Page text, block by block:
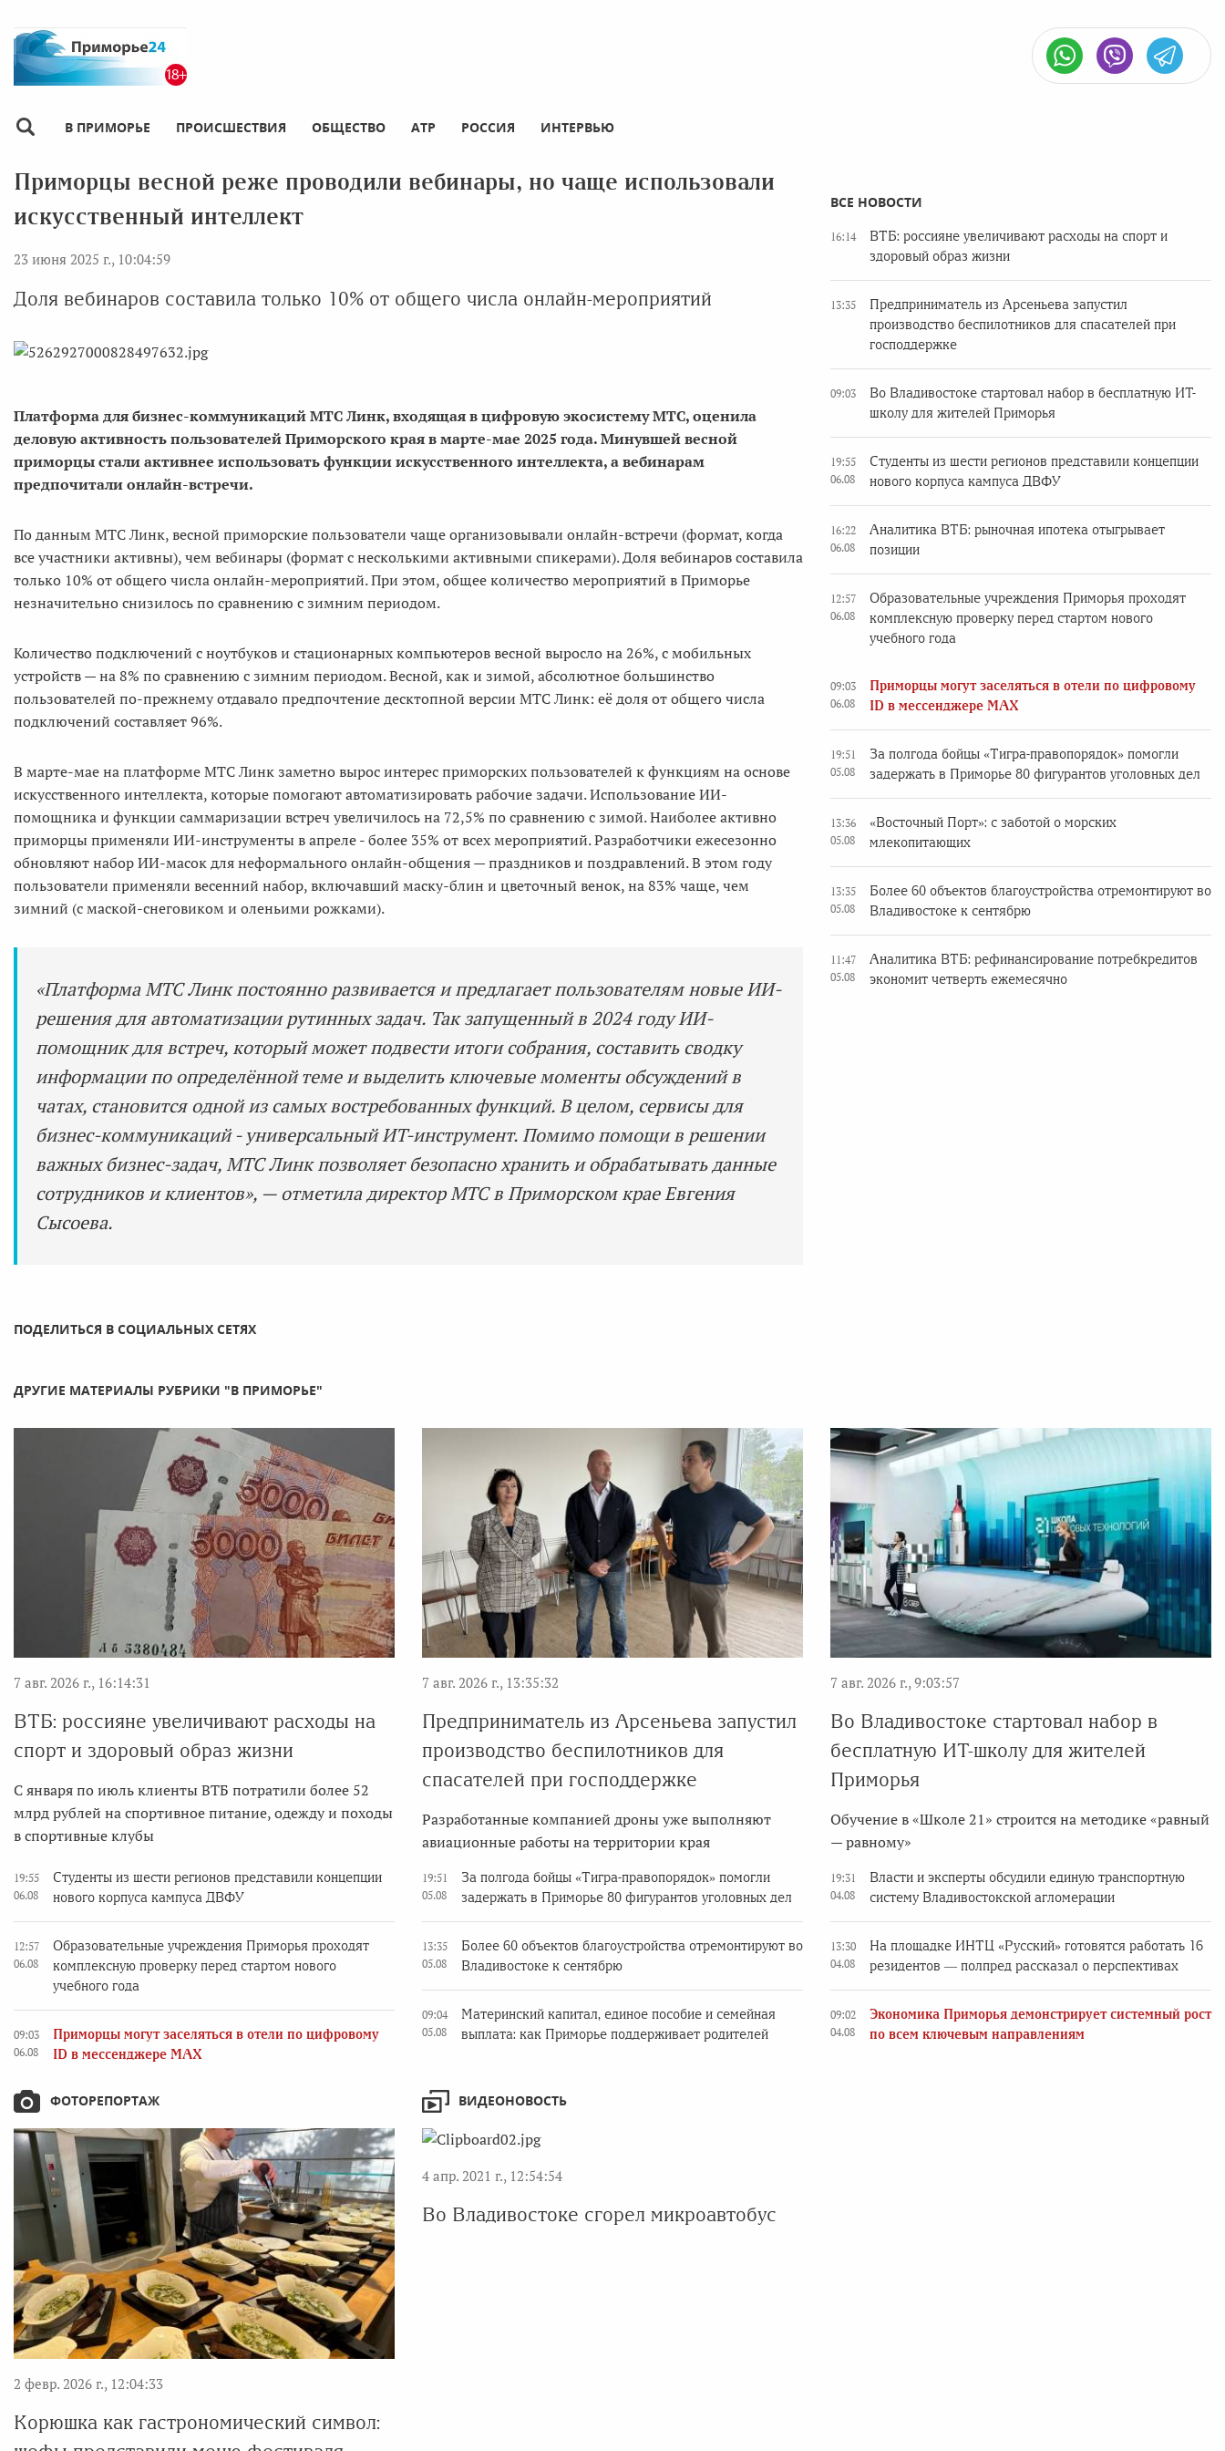
В ПРИМОРЬЕ ПРОИСШЕСТВИЯ ОБЩЕСТВО АТР РОССИЯ ИНТЕРВЬЮ
Приморцы весной реже проводили вебинары, но чаще использовали
искусственный интеллект
23 июня 2025 г., 10:04:59
Доля вебинаров составила только 10% от общего числа онлайн-мероприятий
Платформа для бизнес-коммуникаций МТС Линк, входящая в цифровую экосистему МТС,оценила
деловую активность пользователей Приморского края в марте-мае 2025 года. Минувшей весной
приморцы стали активнее использовать функции искусственного интеллекта, а вебинарам
предпочитали онлайн-встречи.
По данным МТС Линк, весной приморские пользователи чаще организовывали онлайн-встречи (формат, когда
все участники активны), чем вебинары (формат с несколькими активными спикерами). Доля вебинаров составила
только 10% от общего числа онлайн-мероприятий. При этом, общее количество мероприятий в Приморье
незначительно снизилось по сравнению с зимним периодом.
Количество подключений с ноутбуков и стационарных компьютеров весной выросло на 26%, с мобильных
устройств — на 8% по сравнению с зимним периодом. Весной, как и зимой, абсолютное большинство
пользователей по-прежнему отдавало предпочтение десктопной версии МТС Линк: её доля от общего числа
подключений составляет 96%.
В марте-мае на платформе МТС Линк заметно вырос интерес приморских пользователей к функциям на основе
искусственного интеллекта, которые помогают автоматизировать рабочие задачи. Использование ИИ-
помощника и функции саммаризации встреч увеличилось на 72,5% по сравнению с зимой. Наиболее активно
приморцы применяли ИИ-инструменты в апреле - более 35% от всех мероприятий. Разработчики ежесезонно
обновляют набор ИИ-масок для неформального онлайн-общения — праздников и поздравлений. В этом году
пользователи применяли весенний набор, включавший маску-блин и цветочный венок, на 83% чаще, чем
зимний (с маской-снеговиком и оленьими рожками).
«Платформа МТС Линк постоянно развивается и предлагает пользователям новые ИИ-
решения для автоматизации рутинных задач. Так запущенный в 2024 году ИИ-
помощник для встреч, который может подвести итоги собрания, составить сводку
информации по определённой теме и выделить ключевые моменты обсуждений в
чатах, становится одной из самых востребованных функций. В целом, сервисы для
бизнес-коммуникаций - универсальный ИТ-инструмент. Помимо помощи в решении
важных бизнес-задач, МТС Линк позволяет безопасно хранить и обрабатывать данные
сотрудников и клиентов», — отметила директор МТС в Приморском крае Евгения
Сысоева.
ПОДЕЛИТЬСЯ В СОЦИАЛЬНЫХ СЕТЯХ
ВСЕ НОВОСТИ
16:14
ВТБ: россияне увеличивают расходы на спорт и
здоровый образ жизни
13:35
Предприниматель из Арсеньева запустил
производство беспилотников для спасателей при
господдержке
09:03
Во Владивостоке стартовал набор в бесплатную ИТ-
школу для жителей Приморья
19:55
06.08
Студенты из шести регионов представили концепции
нового корпуса кампуса ДВФУ
16:22
06.08
Аналитика ВТБ: рыночная ипотека отыгрывает
позиции
12:57
06.08
Образовательные учреждения Приморья проходят
комплексную проверку перед стартом нового
учебного года
09:03
06.08
Приморцы могут заселяться в отели по цифровому
ID в мессенджере MAX
19:51
05.08
За полгода бойцы «Тигра-правопорядок» помогли
задержать в Приморье 80 фигурантов уголовных дел
13:36
05.08
«Восточный Порт»: с заботой о морских
млекопитающих
13:35
05.08
Более 60 объектов благоустройства отремонтируют во
Владивостоке к сентябрю
11:47
05.08
Аналитика ВТБ: рефинансирование потребкредитов
экономит четверть ежемесячно
ДРУГИЕ МАТЕРИАЛЫ РУБРИКИ "В ПРИМОРЬЕ"
7 авг. 2026 г., 16:14:31
ВТБ: россияне увеличивают расходы на
спорт и здоровый образ жизни
С января по июль клиенты ВТБ потратили более 52
млрд рублей на спортивное питание, одежду и походы
в спортивные клубы
7 авг. 2026 г., 13:35:32
Предприниматель из Арсеньева запустил
производство беспилотников для
спасателей при господдержке
Разработанные компанией дроны уже выполняют
авиационные работы на территории края
7 авг. 2026 г., 9:03:57
Во Владивостоке стартовал набор в
бесплатную ИТ-школу для жителей
Приморья
Обучение в «Школе 21» строится на методике «равный
— равному»
19:55
06.08
Студенты из шести регионов представили концепции
нового корпуса кампуса ДВФУ
12:57
06.08
Образовательные учреждения Приморья проходят
комплексную проверку перед стартом нового
учебного года
09:03
06.08
Приморцы могут заселяться в отели по цифровому
ID в мессенджере MAX
19:51
05.08
За полгода бойцы «Тигра-правопорядок» помогли
задержать в Приморье 80 фигурантов уголовных дел
13:35
05.08
Более 60 объектов благоустройства отремонтируют во
Владивостоке к сентябрю
09:04
05.08
Материнский капитал, единое пособие и семейная
выплата: как Приморье поддерживает родителей
19:31
04.08
Власти и эксперты обсудили единую транспортную
систему Владивостокской агломерации
13:30
04.08
На площадке ИНТЦ «Русский» готовятся работать 16
резидентов — полпред рассказал о перспективах
09:02
04.08
Экономика Приморья демонстрирует системный рост
по всем ключевым направлениям
ФОТОРЕПОРТАЖ
2 февр. 2026 г., 12:04:33
Корюшка как гастрономический символ:
ВИДЕОНОВОСТЬ
4 апр. 2021 г., 12:54:54
Во Владивостоке сгорел микроавтобус